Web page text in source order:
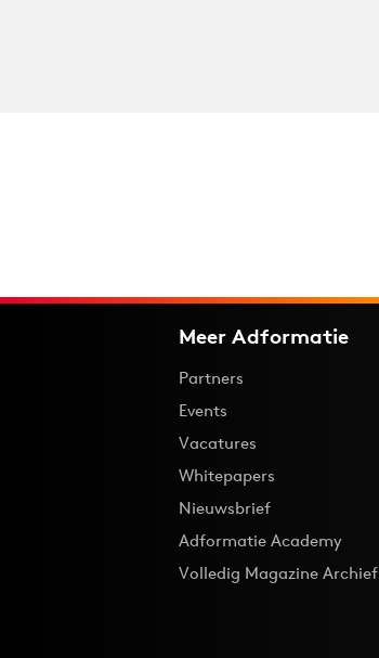
Meer Adformatie
Partners
Events
Vacatures
Whitepapers
Nieuwsbrief
Adformatie Academy
Volledig Magazine Archief